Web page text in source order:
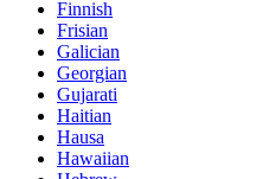
Finnish
Frisian
Galician
Georgian
Gujarati
Haitian
Hausa
Hawaiian